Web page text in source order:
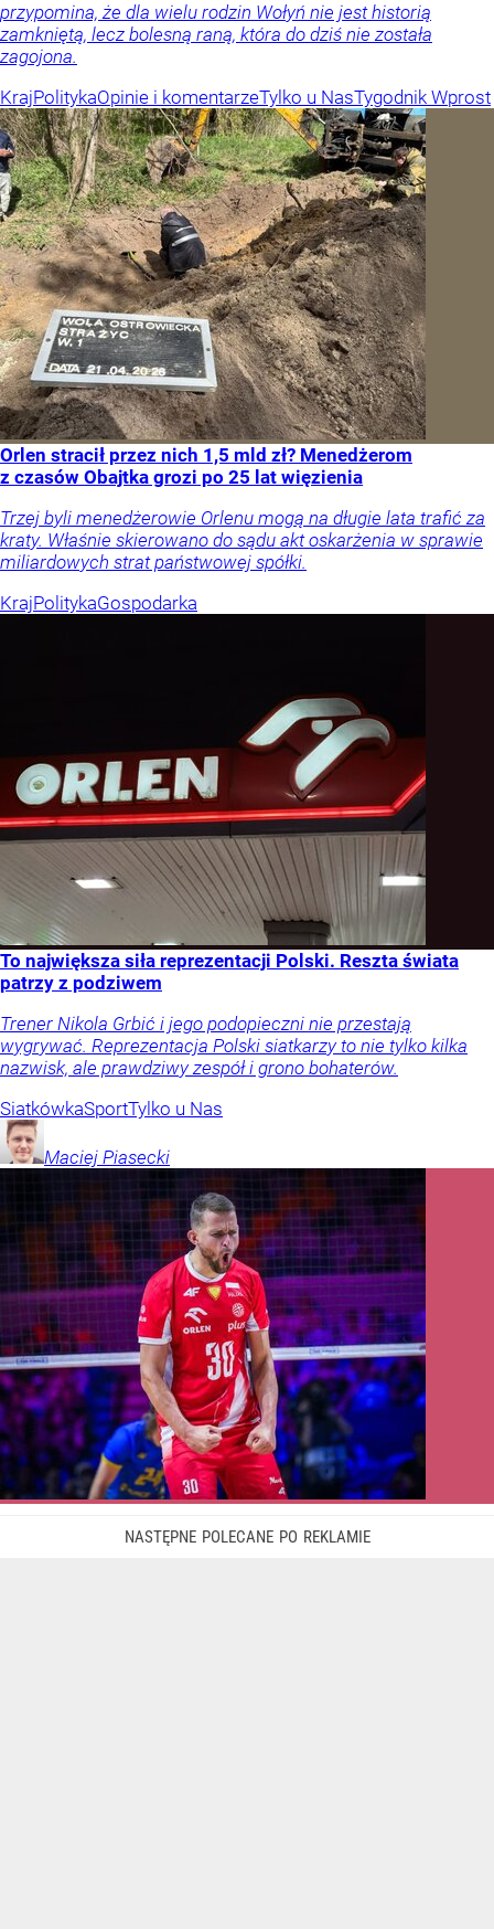
przypomina, że dla wielu rodzin Wołyń nie jest historią
zamkniętą, lecz bolesną raną, która do dziś nie została
zagojona.
KrajPolitykaOpinie i komentarzeTylko u NasTygodnik Wprost
Orlen stracił przez nich 1,5 mld zł? Menedżerom
z czasów Obajtka grozi po 25 lat więzienia
Trzej byli menedżerowie Orlenu mogą na długie lata trafić za
kraty. Właśnie skierowano do sądu akt oskarżenia w sprawie
miliardowych strat państwowej spółki.
KrajPolitykaGospodarka
To największa siła reprezentacji Polski. Reszta świata
patrzy z podziwem
Trener Nikola Grbić i jego podopieczni nie przestają
wygrywać. Reprezentacja Polski siatkarzy to nie tylko kilka
nazwisk, ale prawdziwy zespół i grono bohaterów.
SiatkówkaSportTylko u Nas
Maciej Piasecki